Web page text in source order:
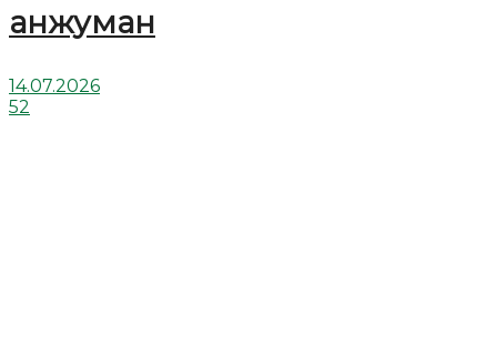
анжуман
14.07.2026
52